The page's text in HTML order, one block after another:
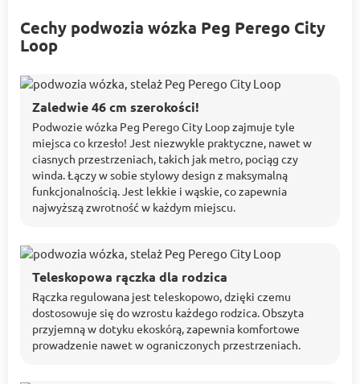
Cechy podwozia wózka Peg Perego City
Loop
Zaledwie 46 cm szerokości!
Podwozie wózka Peg Perego City Loop zajmuje tyle
miejsca co krzesło! Jest niezwykle praktyczne, nawet w
ciasnych przestrzeniach, takich jak metro, pociąg czy
winda. Łączy w sobie stylowy design z maksymalną
funkcjonalnością. Jest lekkie i wąskie, co zapewnia
najwyższą zwrotność w każdym miejscu.
Teleskopowa rączka dla rodzica
Rączka regulowana jest teleskopowo, dzięki czemu
dostosowuje się do wzrostu każdego rodzica. Obszyta
przyjemną w dotyku ekoskórą, zapewnia komfortowe
prowadzenie nawet w ograniczonych przestrzeniach.